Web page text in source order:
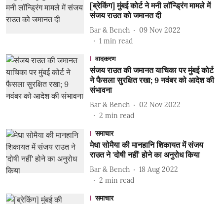
[ब्रेकिंग] मुंबई कोर्ट ने मनी लॉन्ड्रिंग मामले में
संजय राउत को जमानत दी
Bar & Bench
09 Nov 2022
1 min read
वादकरण
संजय राउत की जमानत याचिका पर मुंबई कोर्ट
ने फैसला सुरक्षित रखा; 9 नवंबर को आदेश की
संभावना
Bar & Bench
02 Nov 2022
2 min read
समाचार
मेधा सोमैया की मानहानि शिकायत में संजय
राउत ने 'दोषी नहीं' होने का अनुरोध किया
Bar & Bench
18 Aug 2022
2 min read
समाचार